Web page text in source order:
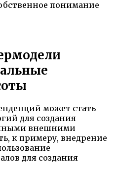
понимание
может стать
для создания
внешними
к примеру, внедрение
для создания